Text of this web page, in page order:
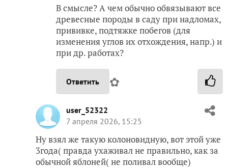
В смысле? А чем обычно обвязывают все
древесные породы в саду при надломах,
прививке, подтяжке побегов (для
изменения углов их отхождения, напр.) и
при др. работах?
Ответить ✿
user_52322
7 апреля 2026, 15:25
Ну взял же такую колоновидную, вот этой уже
3года( правда ухаживал не правильно, как за
обычной яблоней( не поливал вообще)